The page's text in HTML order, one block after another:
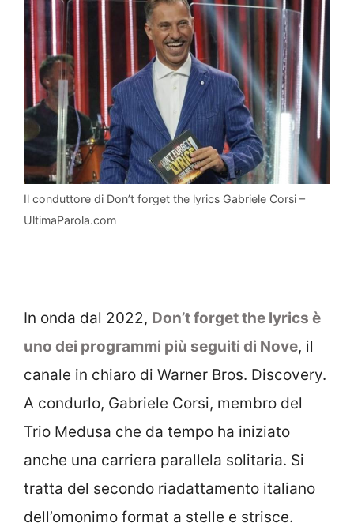
Il conduttore di Don’t forget the lyrics Gabriele Corsi –
UltimaParola.com
In onda dal 2022, Don’t forget the lyrics è
uno dei programmi più seguiti di Nove, il
canale in chiaro di Warner Bros. Discovery.
A condurlo, Gabriele Corsi, membro del
Trio Medusa che da tempo ha iniziato
anche una carriera parallela solitaria. Si
tratta del secondo riadattamento italiano
dell’omonimo format a stelle e strisce.